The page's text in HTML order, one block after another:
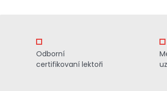
Odborní
certifikovaní lektoři